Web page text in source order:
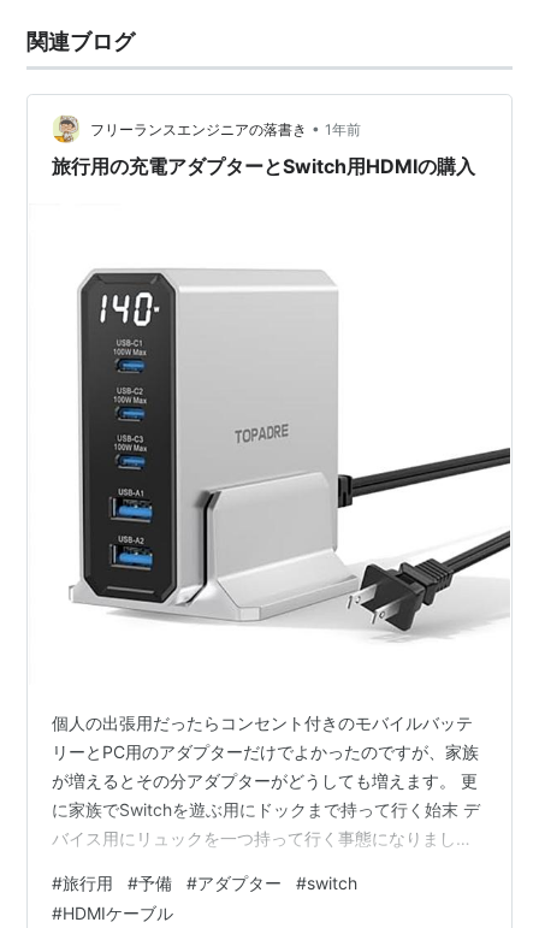
関連ブログ
フリーランスエンジニアの落書き • 1年前
旅行用の充電アダプターとSwitch用HDMIの購入
個人の出張用だったらコンセント付きのモバイルバッテ
リーとPC用のアダプターだけでよかったのですが、家族
が増えるとその分アダプターがどうしても増えます。 更
に家族でSwitchを遊ぶ用にドックまで持って行く始末 デ
バイス用にリュックを一つ持って行く事態になりまし
セットを購入しました。 まずアダプターを最小限に タイ
#旅行用 #予備 #アダプター #switch
#HDMIケーブル